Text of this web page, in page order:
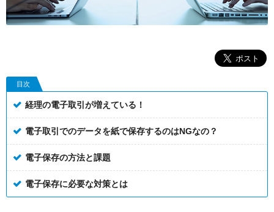
目次
経理の電子取引が増えている！
電子取引でのデータを紙で保存するのはNGなの？
電子保存の方法と課題
電子保存に必要な対策とは